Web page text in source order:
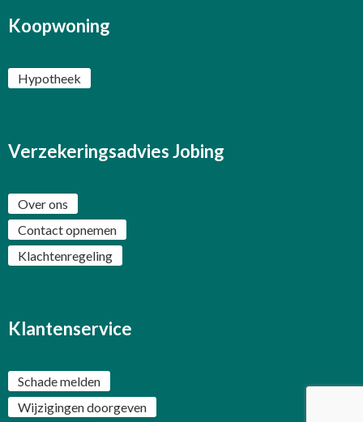
Koopwoning
Hypotheek
Verzekeringsadvies Jobing
Over ons
Contact opnemen
Klachtenregeling
Klantenservice
Schade melden
Wijzigingen doorgeven